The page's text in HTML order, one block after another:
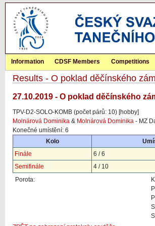
Information CDSF Members Competitions
Results - O poklad děčínského
27.10.2019 - O poklad děčínského
TPV-D2-SOLO-KOMB (počet párů: 10) [hobby]
Molnárová Dominika & Molnárová Dominika - MZ
Konečné umístění: 6
Kolo
Finále
6 / 6
Semifinále
4 / 10
Porota: